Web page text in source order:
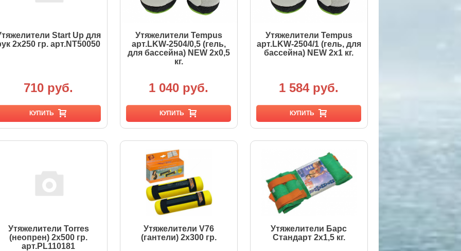
Start Up для
2х250 гр. арт.NT50050
710 руб.
КУПИТЬ
Утяжелители Tempus
арт.LKW-2504/0,5 (гель,
для бассейна) NEW 2х0,5
кг.
1 040 руб.
КУПИТЬ
Утяжелители Tempus
арт.LKW-2504/1 (гель, для
бассейна) NEW 2х1 кг.
1 584 руб.
КУПИТЬ
Утяжелители Torres
(неопрен) 2х500 гр.
арт.PL110181
Утяжелители V76
(гантели) 2х300 гр.
Утяжелители Барс
Стандарт 2х1,5 кг.